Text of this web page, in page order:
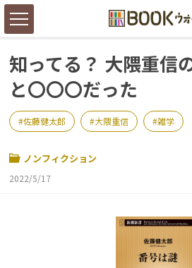
知ってる？ 大隈重信
と〇〇〇だった
佐藤健太郎 大隈重信 雑学
ノンフィクション
2022/5/17